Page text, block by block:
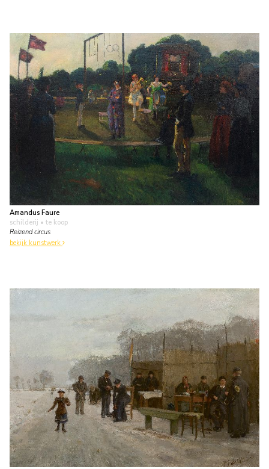
Amandus Faure
schilderij • te koop
Reizend circus
bekijk kunstwerk